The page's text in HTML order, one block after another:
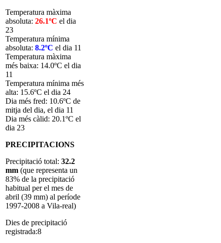
Temperatura màxima
absoluta: 26.1ºC el dia
23
Temperatura mínima
absoluta: 8.2ºC el dia 11
Temperatura màxima
més baixa: 14.0ºC el dia
11
Temperatura mínima més
alta: 15.6ºC el dia 24
Dia més fred: 10.6ºC de
mitja del dia, el dia 11
Dia més càlid: 20.1ºC el
dia 23
PRECIPITACIONS
Precipitació total: 32.2
mm (que representa un
83% de la precipitació
habitual per el mes de
abril (39 mm) al període
1997-2008 a Vila-real)
Dies de precipitació
registrada:8